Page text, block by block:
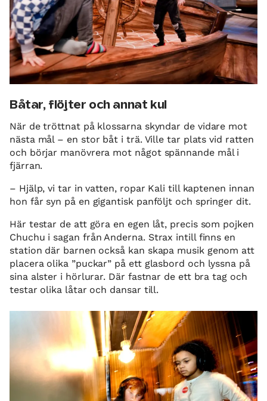
Båtar, flöjter och annat kul
När de tröttnat på klossarna skyndar de vidare mot
nästa mål – en stor båt i trä. Ville tar plats vid ratten
och börjar manövrera mot något spännande mål i
fjärran.
– Hjälp, vi tar in vatten, ropar Kali till kaptenen innan
hon får syn på en gigantisk panföljt och springer dit.
Här testar de att göra en egen låt, precis som pojken
Chuchu i sagan från Anderna. Strax intill finns en
station där barnen också kan skapa musik genom att
placera olika ”puckar” på ett glasbord och lyssna på
sina alster i hörlurar. Där fastnar de ett bra tag och
testar olika låtar och dansar till.